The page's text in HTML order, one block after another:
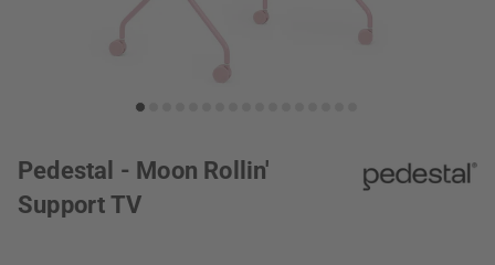
Pedestal - Moon Rollin'
Support TV